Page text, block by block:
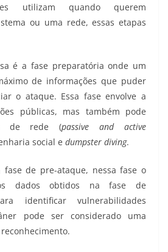
utilizam quando querem
ou uma rede, essas etapas
é a fase preparatória onde um
de informações que puder
o ataque. Essa fase envolve a
públicas, mas também pode
de rede (passive and active
social e dumpster diving.
de pre-ataque, nessa fase o
dados obtidos na fase de
identificar vulnerabilidades
pode ser considerado uma